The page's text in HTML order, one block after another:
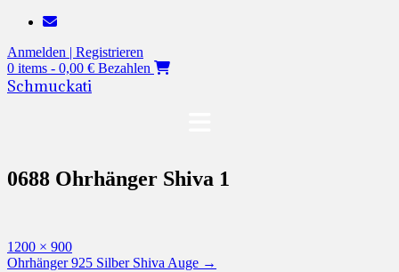
Zum
springen
Anmelden | Registrieren
0 items - 0,00 € Bezahlen
Schmuckati
0688 Ohrhänger Shiva 1
Originalgröße
1200 × 900
Beitragsnavigation
Ohrhänger 925 Silber Shiva Auge →